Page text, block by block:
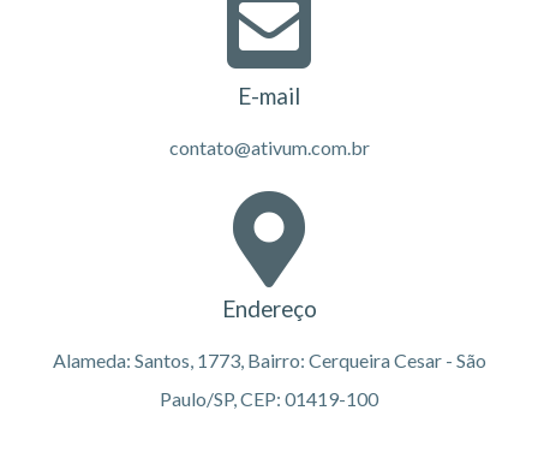
E-mail
contato@ativum.com.br
Endereço
Alameda: Santos, 1773, Bairro: Cerqueira Cesar - São
Paulo/SP, CEP: 01419-100